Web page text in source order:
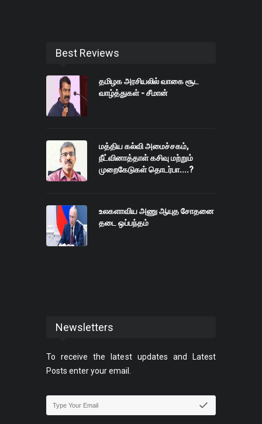
Best Reviews
தமிழக அரசியலில் வாகை சூட
வாழ்த்துகள் - சீமான்
மத்திய கல்வி அமைச்சகம்,
நீட்வினாத்தாள் கசிவு மற்றும்
முறைகேடுகள் தொடர்பா....?
உலகளாவிய அணு ஆயுத சோதனை
தடை ஒப்பந்தம்
Newsletters
To receive the latest updates and Latest
Posts enter your email.